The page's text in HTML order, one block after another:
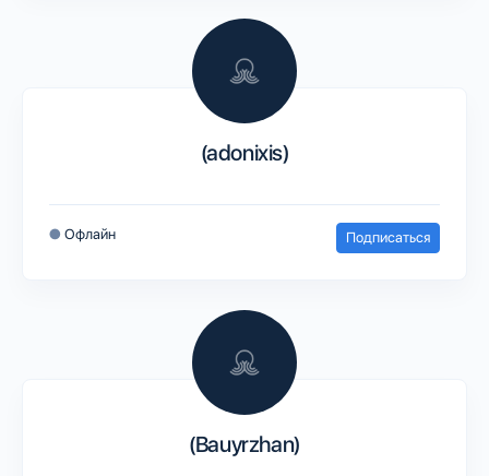
(adonixis)
● Офлайн Подписаться
(Bauyrzhan)